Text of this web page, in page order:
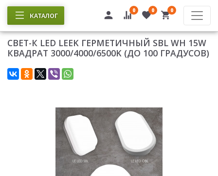
КАТАЛОГ
0 0 0
СВЕТ-К LED LEEK ГЕРМЕТИЧНЫЙ SBL WH 15W
КВАДРАТ 3000/4000/6500K (ДО 100 ГРАДУСОВ)